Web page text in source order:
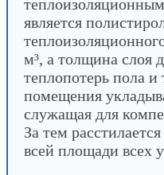
является
м³, а толщина слоя
теплопотерь пола
помещения
служащая для
За тем
всей площади всех